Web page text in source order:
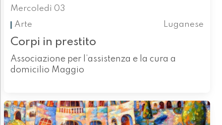
Mercoledì 03
Arte
Luganese
Corpi in prestito
Associazione per l’assistenza e la cura a
domicilio Maggio